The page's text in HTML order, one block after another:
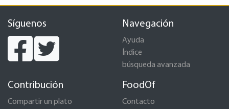
Síguenos Navegación
Ayuda
Índice
búsqueda avanzada
Contribución
Compartir un plato
FoodOf
Contacto